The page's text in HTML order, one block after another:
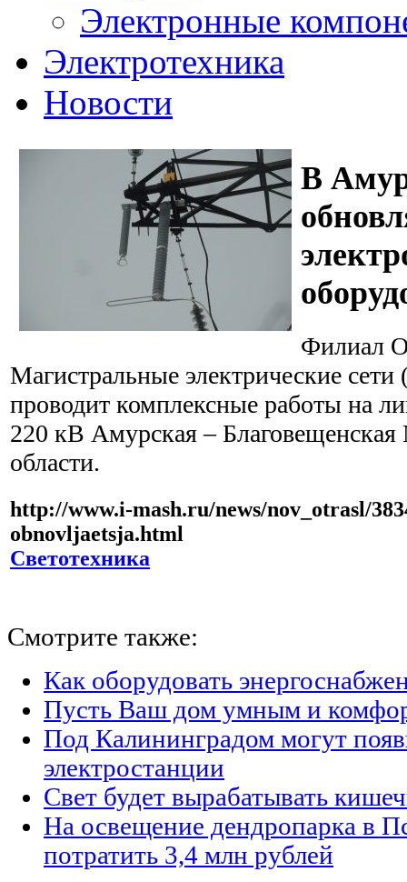
Электронные
Электротехника
Новости
В
Филиал
Магистральные электрические
проводит комплексные работы на
220 кВ Амурская –
области.
http://www.i-mash.ru/news/nov_otrasl/
obnovljaetsja.html
Светотехника
Смотрите также:
Как оборудовать
Пусть Ваш дом умным и
Под Калининградом могут
электростанции
Свет будет вырабатывать
На освещение дендропарка в
потратить 3,4 млн рублей